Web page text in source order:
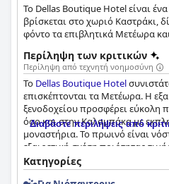
Το Dellas Boutique Hotel είναι
βρίσκεται στο χωριό Καστράκι,
φόντο τα επιβλητικά Μετέωρα
Περίληψη των κριτικών
Περίληψη από τεχνητή νοημοσύνη
Το Dellas Boutique Hotel
επισκέπτονται τα Μετέωρα. Η
ξενοδοχείου προσφέρει εύκολη
όσο και στην Καλαμπάκα με
μοναστήρια. Το πρωινό είναι
εξαιρετική σχέση ποιότητας-
επαινούν τις σπιτικές
είναι καθαρά, ευρύχωρα και
Διαβάστε περιλήψεις από
Κατηγορίες